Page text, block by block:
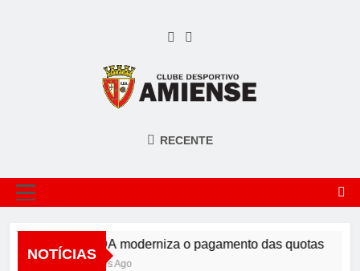
AMIENSE
Clube Desportivo Amiense
RECENTE
NOTÍCIAS
O CDA moderniza o pagamento das quotas
2 Meses Ago